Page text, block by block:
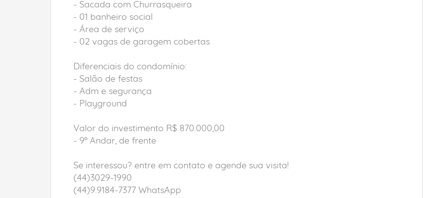
- Sacada com Churrasqueira
- 01 banheiro social
- Área de serviço
- 02 vagas de garagem cobertas
Diferenciais do condomínio:
- Salão de festas
- Adm e segurança
- Playground
Valor do investimento R$ 870.000,00
- 9º Andar, de frente
Se interessou? entre em contato e agende sua visita!
(44)3029-1990
(44)9.9184-7377 WhatsApp